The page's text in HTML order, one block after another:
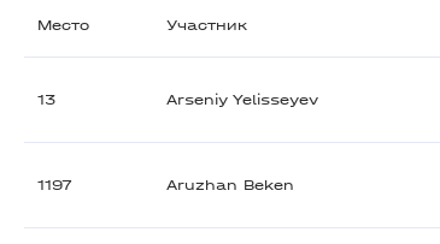
Место Участник
13 Arseniy Yelisseyev
1197 Aruzhan Beken